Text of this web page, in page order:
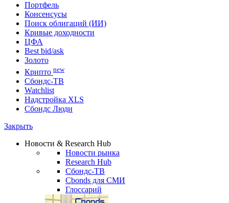
Портфель
Консенсусы
Поиск облигаций (ИИ)
Кривые доходности
ЦФА
Best bid/ask
Золото
Крипто new
Сбондс-ТВ
Watchlist
Надстройка XLS
Сбондс Люди
Закрыть
Новости & Research Hub
Новости рынка
Research Hub
Сбондс-ТВ
Cbonds для СМИ
Глоссарий